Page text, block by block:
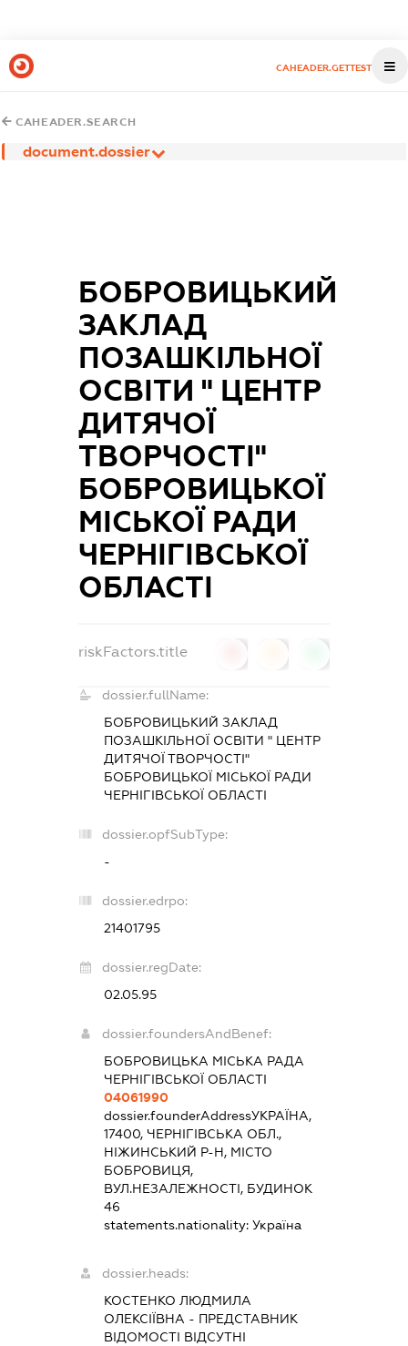
CAHEADER.GETTEST
CAHEADER.SEARCH
document.dossier
БОБРОВИЦЬКИЙ
ЗАКЛАД
ПОЗАШКІЛЬНОЇ
ОСВІТИ " ЦЕНТР
ДИТЯЧОЇ
ТВОРЧОСТІ"
БОБРОВИЦЬКОЇ
МІСЬКОЇ РАДИ
ЧЕРНІГІВСЬКОЇ
ОБЛАСТІ
riskFactors.title
dossier.fullName:
БОБРОВИЦЬКИЙ ЗАКЛАД
ПОЗАШКІЛЬНОЇ ОСВІТИ " ЦЕНТР
ДИТЯЧОЇ ТВОРЧОСТІ"
БОБРОВИЦЬКОЇ МІСЬКОЇ РАДИ
ЧЕРНІГІВСЬКОЇ ОБЛАСТІ
dossier.opfSubType:
-
dossier.edrpo:
21401795
dossier.regDate:
02.05.95
dossier.foundersAndBenef:
БОБРОВИЦЬКА МІСЬКА РАДА
ЧЕРНІГІВСЬКОЇ ОБЛАСТІ
04061990
dossier.founderAddressУКРАЇНА,
17400, ЧЕРНІГІВСЬКА ОБЛ.,
НІЖИНСЬКИЙ Р-Н, МІСТО
БОБРОВИЦЯ,
ВУЛ.НЕЗАЛЕЖНОСТІ, БУДИНОК
46
statements.nationality: Україна
dossier.heads:
КОСТЕНКО ЛЮДМИЛА
ОЛЕКСІЇВНА - ПРЕДСТАВНИК
ВІДОМОСТІ ВІДСУТНІ